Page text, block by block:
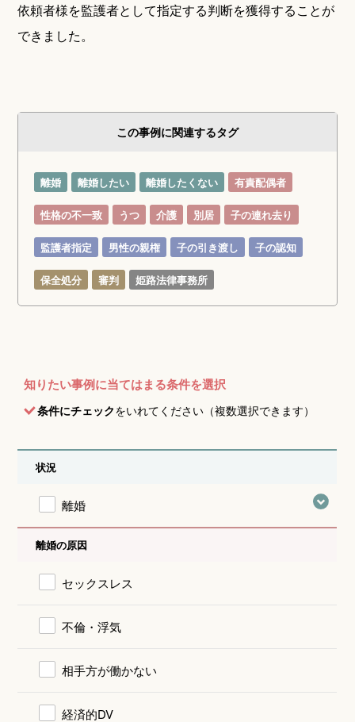
依頼者様を監護者として指定する判断を獲得することが
できました。
この事例に関連するタグ
離婚 離婚したい 離婚したくない 有責配偶者
性格の不一致 うつ 介護 別居 子の連れ去り
監護者指定 男性の親権 子の引き渡し 子の認知
保全処分 審判 姫路法律事務所
知りたい事例に当てはまる条件を選択
条件にチェックをいれてください（複数選択できます）
状況
離婚
離婚の原因
セックスレス
不倫・浮気
相手方が働かない
経済的DV